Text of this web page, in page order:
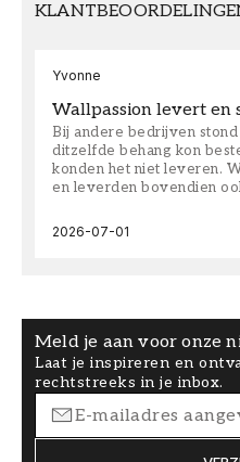
Yvonne
Wallpassion levert en
Bij andere bedrijven
ditzelfde behang kon
konden het niet leveren.
en leverden bovendien
2026-07-01
Meld je aan voor onze
Laat je inspireren en
rechtstreeks in je inbox.